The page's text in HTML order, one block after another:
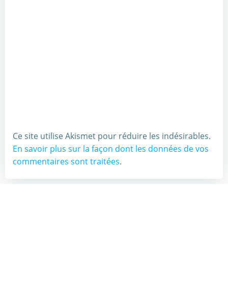
Ce site utilise Akismet pour réduire les indésirables.
En savoir plus sur la façon dont les données de vos
commentaires sont traitées.